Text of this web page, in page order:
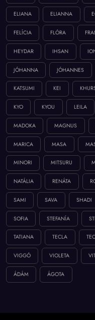
ELIANA ELIANNA
FELÍCIA FLÓRA
HEYDAR IHSAN
JÓHANNA JÓHANNES
KATSUMI KEI
KYO KYOU LEILA
MADOKA MAGNUS
MARICA MASA
MINORI MITSURU
NATÁLIA RENÁTA
SAMI SAVA SHADI
SOFIA STEFANÍA
TATIANA TECLA
VIGGÓ VIOLETA
ÁDÁM ÁGOTA